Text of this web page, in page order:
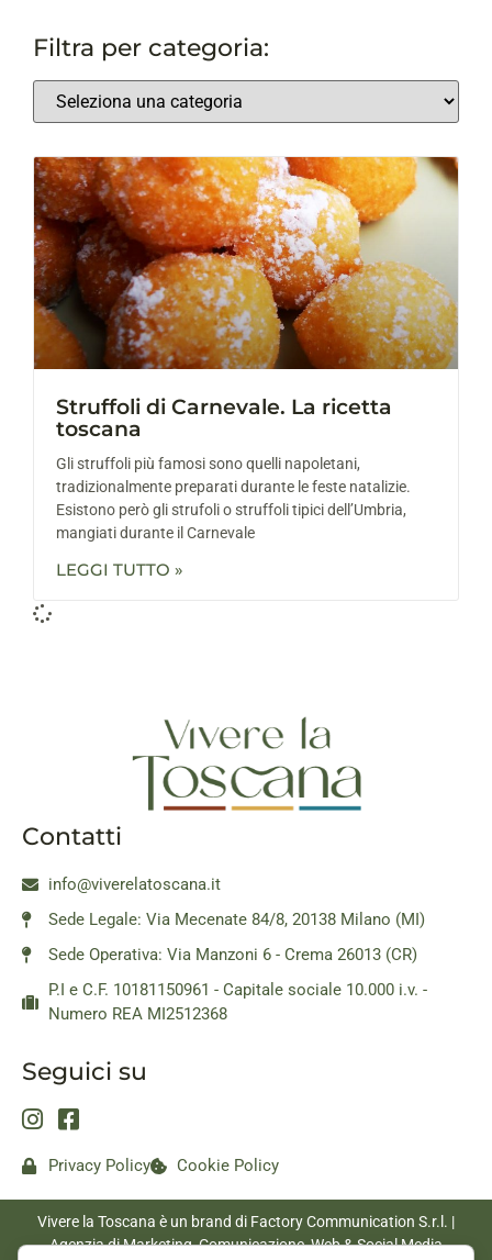
Filtra per categoria:
Struffoli di Carnevale. La ricetta
toscana
Gli struffoli più famosi sono quelli napoletani,
tradizionalmente preparati durante le feste natalizie.
Esistono però gli strufoli o struffoli tipici dell’Umbria,
mangiati durante il Carnevale
LEGGI TUTTO »
Contatti
info@viverelatoscana.it
Sede Legale: Via Mecenate 84/8, 20138 Milano (MI)
Sede Operativa: Via Manzoni 6 - Crema 26013 (CR)
P.I e C.F. 10181150961 - Capitale sociale 10.000 i.v. -
Numero REA MI2512368
Seguici su
Privacy Policy Cookie Policy
Vivere la Toscana è un brand di Factory Communication S.r.l. |
Agenzia di Marketing, Comunicazione, Web & Social Media